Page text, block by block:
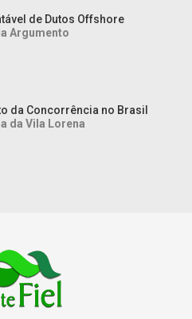
de Dutos Offshore
Argumento
da Concorrência no Brasil
da Vila Lorena